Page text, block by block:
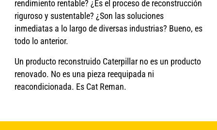
rendimiento rentable? ¿Es el proceso de reconstrucción
riguroso y sustentable? ¿Son las soluciones
inmediatas a lo largo de diversas industrias? Bueno, es
todo lo anterior.
Un producto reconstruido Caterpillar no es un producto
renovado. No es una pieza reequipada ni
reacondicionada. Es Cat Reman.